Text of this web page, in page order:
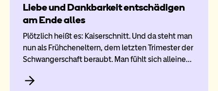
Liebe und Dankbarkeit entschädigen
am Ende alles
Plötzlich heißt es: Kaiserschnitt. Und da steht man
nun als Frühcheneltern, dem letzten Trimester der
Schwangerschaft beraubt. Man fühlt sich alleine…